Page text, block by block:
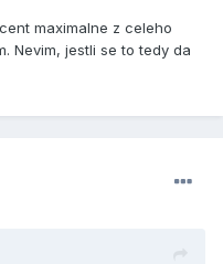
maximalne z celeho
Nevim, jestli se to tedy da